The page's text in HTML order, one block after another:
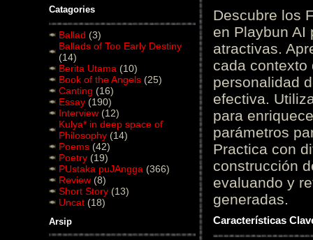
Catagories
Ballad (3)
Ballads of Too Early Destiny
(14)
Berita Utama (10)
Book of the Angels (25)
Canting (16)
Essay (190)
Interview (12)
Kulya* in deep space of
Philosophy (14)
Poems (42)
Poetry (19)
PUstaka puJAngga (366)
Review (8)
Short Story (13)
Uncat (18)
Arsip
Descubre los
en Playbun AI
atractivas.
cada contexto
personalidad
efectiva.
para
parámetros
Practica con
construcción
evaluando y
generadas.
Características